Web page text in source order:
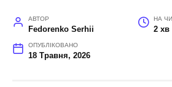
АВТОР
Fedorenko Serhii
НА
2 хв
ОПУБЛІКОВАНО
18 Травня, 2026